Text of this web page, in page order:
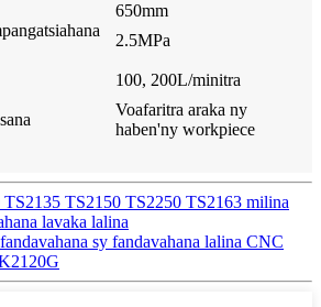
650mm
2.5MPa
100, 200L/minitra
Voafaritra araka ny
haben'ny workpiece
TS2135 TS2150 TS2250 TS2163 milina
lavaka lalina
sy fandavahana lalina CNC